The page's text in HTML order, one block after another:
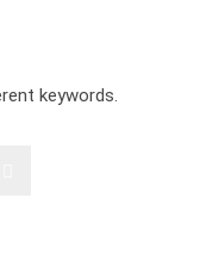
keywords.